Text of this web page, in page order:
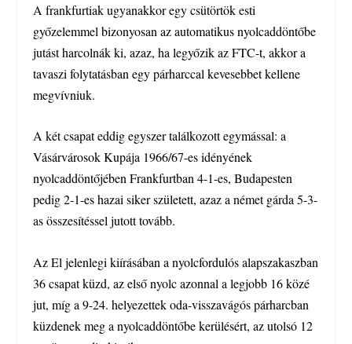
A frankfurtiak ugyanakkor egy csütörtök esti
győzelemmel bizonyosan az automatikus nyolcaddöntőbe
jutást harcolnák ki, azaz, ha legyőzik az FTC-t, akkor a
tavaszi folytatásban egy párharccal kevesebbet kellene
megvívniuk.
A két csapat eddig egyszer találkozott egymással: a
Vásárvárosok Kupája 1966/67-es idényének
nyolcaddöntőjében Frankfurtban 4-1-es, Budapesten
pedig 2-1-es hazai siker született, azaz a német gárda 5-3-
as összesítéssel jutott tovább.
Az El jelenlegi kiírásában a nyolcfordulós alapszakaszban
36 csapat küzd, az első nyolc azonnal a legjobb 16 közé
jut, míg a 9-24. helyezettek oda-visszavágós párharcban
küzdenek meg a nyolcaddöntőbe kerülésért, az utolsó 12